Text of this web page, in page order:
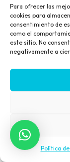
Para ofrecer las
cookies para
consentimiento de
como el
este sitio. No
negativamente a
Política
© 2026 Óptica
los derechos
Diseño Web